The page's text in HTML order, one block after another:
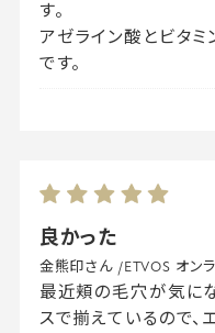
す。
アゼライン酸とビタ
です。
良かった
金熊印さん /ETVOS オン
最近頬の毛穴が気に
スで揃えているので、